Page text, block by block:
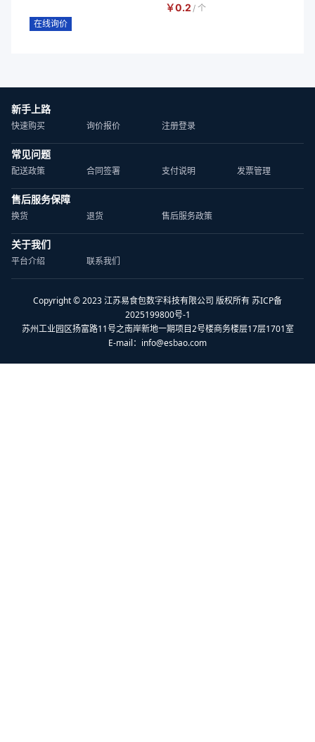
在线询价
￥0.2 / 个
新手上路
快速购买 询价报价 注册登录
常见问题
配送政策 合同签署 支付说明 发票管理
售后服务保障
换货 退货 售后服务政策
关于我们
平台介绍 联系我们
Copyright © 2023 江苏易食包数字科技有限公司 版权所有 苏ICP备
2025199800号-1
苏州工业园区扬富路11号之南岸新地一期项目2号楼商务楼层17层1701室
E-mail： info@esbao.com